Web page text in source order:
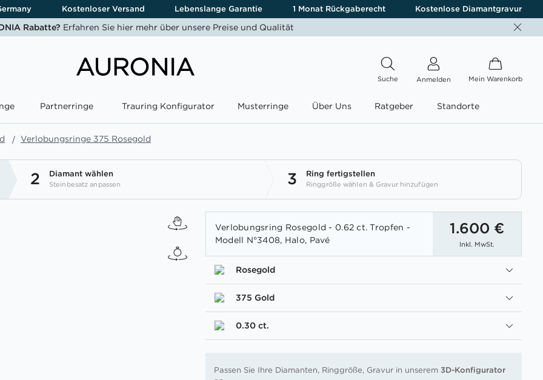
Kostenloser Versand Lebenslange Garantie 1 Monat Rückgaberecht Kostenlose Diamantgravur
Rabatte? Erfahren Sie hier mehr über unsere Preise und Qualität
Suche Anmelden Mein Warenkorb
Partnerringe Trauring Konfigurator Musterringe Über Uns Ratgeber Standorte
Verlobungsringe 375 Rosegold
2 Diamant wählen
Steinbesatz anpassen 3 Ring fertigstellen
Ringgröße wählen & Gravur hinzufügen
Verlobungsring Rosegold - 0.62 ct. Tropfen -
Modell N°3408, Halo, Pavé
1.600 €
Inkl. MwSt.
Rosegold
375 Gold
0.30 ct.
Passen Sie Ihre Diamanten, Ringgröße, Gravur in unserem3D-Konfigurator